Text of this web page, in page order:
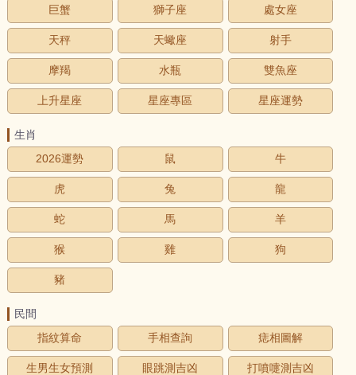
巨蟹 獅子座 處女座
天秤 天蠍座 射手
摩羯 水瓶 雙魚座
上升星座 星座專區 星座運勢
生肖
2026運勢
鼠 牛
虎 兔 龍
蛇 馬 羊
猴 雞 狗
豬
民間
指紋算命
手相查詢 痣相圖解
生男生女預測 眼跳測吉凶 打噴嚏測吉凶